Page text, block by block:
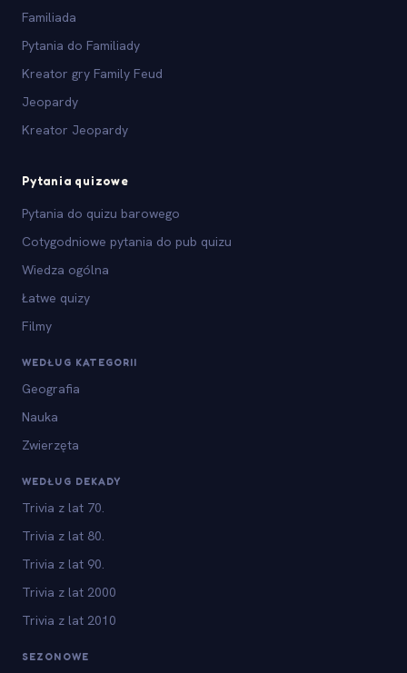
Familiada
Pytania do Familiady
Kreator gry Family Feud
Jeopardy
Kreator Jeopardy
Pytania quizowe
Pytania do quizu barowego
Cotygodniowe pytania do pub quizu
Wiedza ogólna
Łatwe quizy
Filmy
WEDŁUG KATEGORII
Geografia
Nauka
Zwierzęta
WEDŁUG DEKADY
Trivia z lat 70.
Trivia z lat 80.
Trivia z lat 90.
Trivia z lat 2000
Trivia z lat 2010
SEZONOWE